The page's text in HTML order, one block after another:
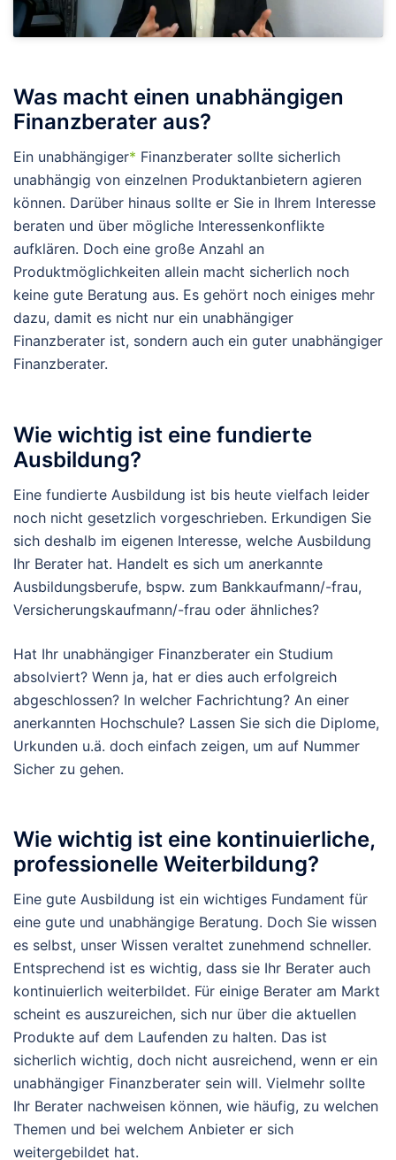
Was macht einen unabhängigen
Finanzberater aus?
Ein unabhängiger* Finanzberater sollte sicherlich
unabhängig von einzelnen Produktanbietern agieren
können. Darüber hinaus sollte er Sie in Ihrem Interesse
beraten und über mögliche Interessenkonflikte
aufklären. Doch eine große Anzahl an
Produktmöglichkeiten allein macht sicherlich noch
keine gute Beratung aus. Es gehört noch einiges mehr
dazu, damit es nicht nur ein unabhängiger
Finanzberater ist, sondern auch ein guter unabhängiger
Finanzberater.
Wie wichtig ist eine fundierte
Ausbildung?
Eine fundierte Ausbildung ist bis heute vielfach leider
noch nicht gesetzlich vorgeschrieben. Erkundigen Sie
sich deshalb im eigenen Interesse, welche Ausbildung
Ihr Berater hat. Handelt es sich um anerkannte
Ausbildungsberufe, bspw. zum Bankkaufmann/-frau,
Versicherungskaufmann/-frau oder ähnliches?
Hat Ihr unabhängiger Finanzberater ein Studium
absolviert? Wenn ja, hat er dies auch erfolgreich
abgeschlossen? In welcher Fachrichtung? An einer
anerkannten Hochschule? Lassen Sie sich die Diplome,
Urkunden u.ä. doch einfach zeigen, um auf Nummer
Sicher zu gehen.
Wie wichtig ist eine kontinuierliche,
professionelle Weiterbildung?
Eine gute Ausbildung ist ein wichtiges Fundament für
eine gute und unabhängige Beratung. Doch Sie wissen
es selbst, unser Wissen veraltet zunehmend schneller.
Entsprechend ist es wichtig, dass sie Ihr Berater auch
kontinuierlich weiterbildet. Für einige Berater am Markt
scheint es auszureichen, sich nur über die aktuellen
Produkte auf dem Laufenden zu halten. Das ist
sicherlich wichtig, doch nicht ausreichend, wenn er ein
unabhängiger Finanzberater sein will. Vielmehr sollte
Ihr Berater nachweisen können, wie häufig, zu welchen
Themen und bei welchem Anbieter er sich
weitergebildet hat.